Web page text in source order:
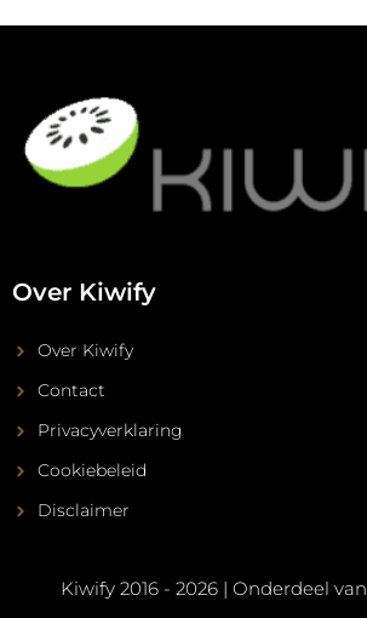
Over Kiwify
Over Kiwify
Contact
Privacyverklaring
Cookiebeleid
Disclaimer
Kiwify 2016 - 2026 | Onderdeel van